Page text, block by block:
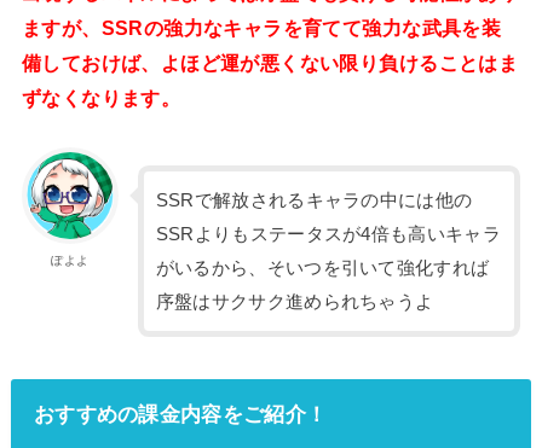
ますが、SSRの強力なキャラを育てて強力な武具を装
備しておけば、よほど運が悪くない限り負けることはま
ずなくなります。
ぽよよ
SSRで解放されるキャラの中には他の
SSRよりもステータスが4倍も高いキャラ
がいるから、そいつを引いて強化すれば
序盤はサクサク進められちゃうよ
おすすめの課金内容をご紹介！